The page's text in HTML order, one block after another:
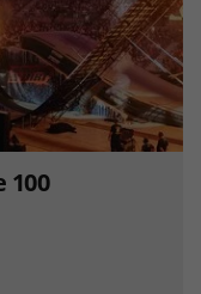
100